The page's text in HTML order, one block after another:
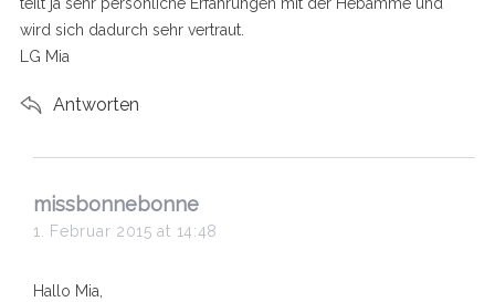
teilt ja sehr persönliche Erfahrungen mit der Hebamme und
wird sich dadurch sehr vertraut.
LG Mia
Antworten
s
a
s
missbonnebonne
1. Februar 2015 at 14:48
Hallo Mia,